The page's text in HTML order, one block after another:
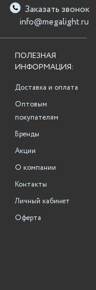
info@megalight.ru
Заказать звонок
ПОЛЕЗНАЯ
ИНФОРМАЦИЯ:
Доставка и оплата
Оптовым
покупателям
Бренды
Акции
О компании
Контакты
Личный кабинет
Оферта